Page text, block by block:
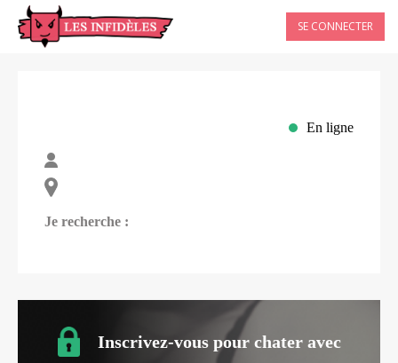
SE CONNECTER
En ligne
Je recherche :
Inscrivez-vous pour chater avec